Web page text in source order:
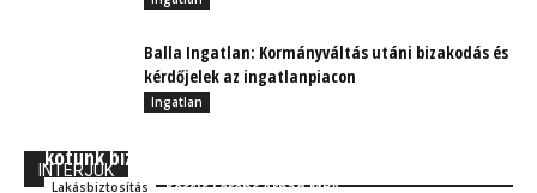
Balla Ingatlan: Kormányváltás utáni bizakodás és
kérdőjelek az ingatlanpiacon
Ingatlan
INTERJÚK
kötünk biztosítást
Lakásbiztosítás Kocsis Ferenc Árpád MBA